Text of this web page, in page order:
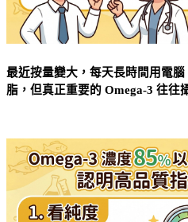
最近按量變大，每天長時間用電
脂，但真正重要的 Omega-3 往往